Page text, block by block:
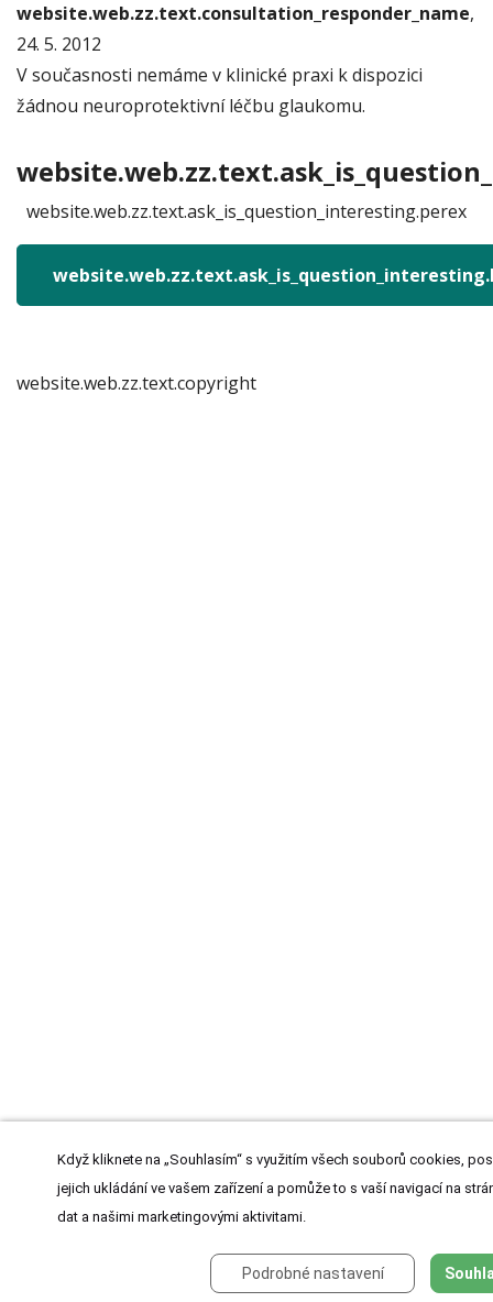
website.web.zz.text.consultation_responder_name,
24. 5. 2012
V současnosti nemáme v klinické praxi k dispozici
žádnou neuroprotektivní léčbu glaukomu.
website.web.zz.text.ask_is_question_interesting.perex
website.web.zz.text.copyright
Když kliknete na „Souhlasím“ s využitím všech souborů cookies,
jejich ukládání ve vašem zařízení a pomůže to s vaší navigací na
dat a našimi marketingovými aktivitami.
Podrobné nastavení